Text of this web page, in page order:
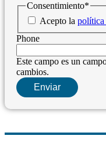
Consentimiento*
Acepto la política
Phone
Este campo es un
cambios.